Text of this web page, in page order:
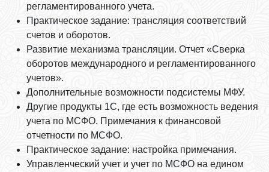
регламентированного учета.
Практическое задание: трансляция соответствий
счетов и оборотов.
Развитие механизма трансляции. Отчет «Сверка
оборотов международного и регламентированного
учетов».
Дополнительные возможности подсистемы МФУ.
Другие продукты 1С, где есть возможность ведения
учета по МСФО. Примечания к финансовой
отчетности по МСФО.
Практическое задание: настройка примечания.
Управленческий учет и учет по МСФО на едином